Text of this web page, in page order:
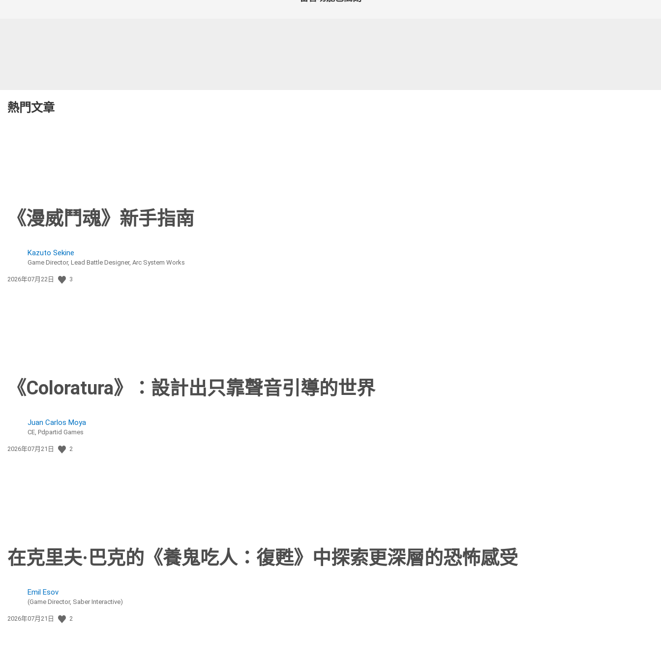
熱門文章
《漫威鬥魂》新手指南
Kazuto Sekine
Game Director, Lead Battle Designer, Arc System Works
發
2026年07月22日 3
《Coloratura》：設計出只靠聲音引導的世界
Juan Carlos Moya
CE, Pdpartid Games
發
2026年07月21日 2
在克里夫·巴克的《養鬼吃人：復甦》中探索更深層的恐怖感受
Emil Esov
(Game Director, Saber Interactive)
發
2026年07月21日 2